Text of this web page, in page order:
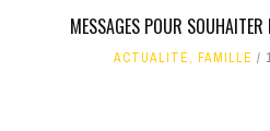
MESSAGES POUR
ACTUALITÉ, FAMILLE